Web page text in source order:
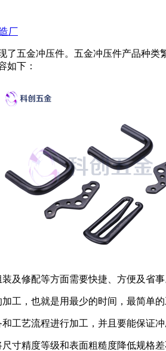
厂
金冲压件。五金冲压件产品种类
如下：
修配等方面需要快捷、方便及省事
，也就是用最少的时间，最简单的
艺流程进行加工，并且要能保证冲
精度等级和表面粗糙度降低规格差